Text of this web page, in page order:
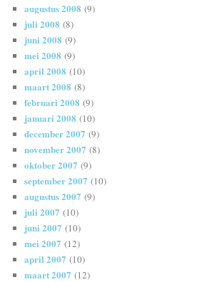
augustus 2008 (9)
juli 2008 (8)
juni 2008 (9)
mei 2008 (9)
april 2008 (10)
maart 2008 (8)
februari 2008 (9)
januari 2008 (10)
december 2007 (9)
november 2007 (8)
oktober 2007 (9)
september 2007 (10)
augustus 2007 (9)
juli 2007 (10)
juni 2007 (10)
mei 2007 (12)
april 2007 (10)
maart 2007 (12)